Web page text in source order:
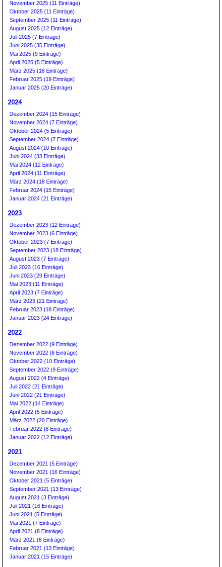
November 2025 (11 Einträge)
Oktober 2025 (11 Einträge)
September 2025 (11 Einträge)
August 2025 (12 Einträge)
Juli 2025 (7 Einträge)
Juni 2025 (35 Einträge)
Mai 2025 (9 Einträge)
April 2025 (5 Einträge)
März 2025 (18 Einträge)
Februar 2025 (19 Einträge)
Januar 2025 (20 Einträge)
2024
Dezember 2024 (15 Einträge)
November 2024 (7 Einträge)
Oktober 2024 (5 Einträge)
September 2024 (7 Einträge)
August 2024 (10 Einträge)
Juni 2024 (33 Einträge)
Mai 2024 (12 Einträge)
April 2024 (11 Einträge)
März 2024 (18 Einträge)
Februar 2024 (15 Einträge)
Januar 2024 (21 Einträge)
2023
Dezember 2023 (12 Einträge)
November 2023 (6 Einträge)
Oktober 2023 (7 Einträge)
September 2023 (18 Einträge)
August 2023 (7 Einträge)
Juli 2023 (16 Einträge)
Juni 2023 (29 Einträge)
Mai 2023 (11 Einträge)
April 2023 (7 Einträge)
März 2023 (21 Einträge)
Februar 2023 (18 Einträge)
Januar 2023 (24 Einträge)
2022
Dezember 2022 (9 Einträge)
November 2022 (8 Einträge)
Oktober 2022 (10 Einträge)
September 2022 (9 Einträge)
August 2022 (4 Einträge)
Juli 2022 (21 Einträge)
Juni 2022 (21 Einträge)
Mai 2022 (14 Einträge)
April 2022 (5 Einträge)
März 2022 (20 Einträge)
Februar 2022 (8 Einträge)
Januar 2022 (12 Einträge)
2021
Dezember 2021 (5 Einträge)
November 2021 (16 Einträge)
Oktober 2021 (5 Einträge)
September 2021 (13 Einträge)
August 2021 (3 Einträge)
Juli 2021 (16 Einträge)
Juni 2021 (5 Einträge)
Mai 2021 (7 Einträge)
April 2021 (8 Einträge)
März 2021 (8 Einträge)
Februar 2021 (13 Einträge)
Januar 2021 (15 Einträge)